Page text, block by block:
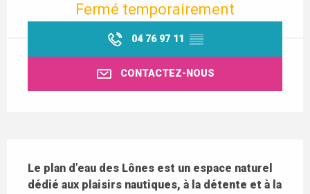
Fermé temporairement
04 76 97 11 ▒▒
CONTACTEZ-NOUS
Le plan d’eau des Lônes est un espace naturel
dédié aux plaisirs nautiques, à la détente et à la